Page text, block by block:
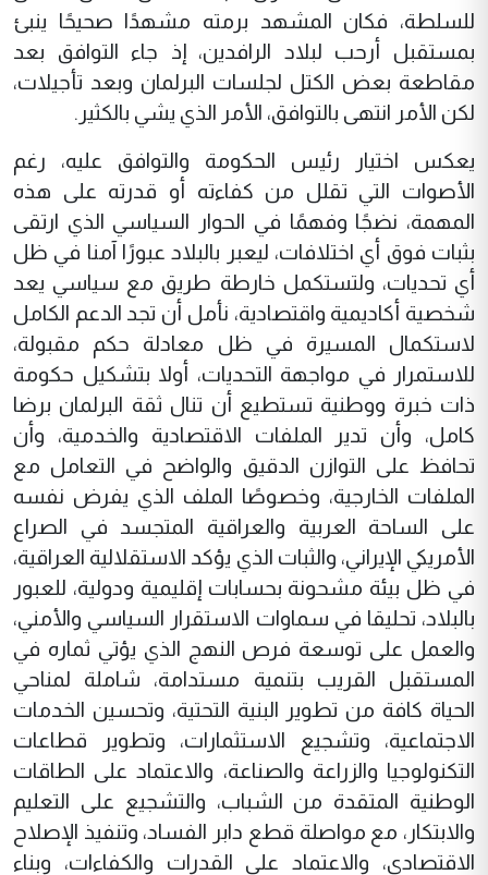
للسلطة، فكان المشهد برمته مشهدًا صحيحًا ينبئ
بمستقبل أرحب لبلاد الرافدين، إذ جاء التوافق بعد
مقاطعة بعض الكتل لجلسات البرلمان وبعد تأجيلات،
لكن الأمر انتهى بالتوافق، الأمر الذي يشي بالكثير.
يعكس اختيار رئيس الحكومة والتوافق عليه، رغم
الأصوات التي تقلل من كفاءته أو قدرته على هذه
المهمة، نضجًا وفهمًا في الحوار السياسي الذي ارتقى
بثبات فوق أي اختلافات، ليعبر بالبلاد عبورًا آمنا في ظل
أي تحديات، ولتستكمل خارطة طريق مع سياسي يعد
شخصية أكاديمية واقتصادية، نأمل أن تجد الدعم الكامل
لاستكمال المسيرة في ظل معادلة حكم مقبولة،
للاستمرار في مواجهة التحديات، أولا بتشكيل حكومة
ذات خبرة ووطنية تستطيع أن تنال ثقة البرلمان برضا
كامل، وأن تدير الملفات الاقتصادية والخدمية، وأن
تحافظ على التوازن الدقيق والواضح في التعامل مع
الملفات الخارجية، وخصوصًا الملف الذي يفرض نفسه
على الساحة العربية والعراقية المتجسد في الصراع
الأمريكي الإيراني، والثبات الذي يؤكد الاستقلالية العراقية،
في ظل بيئة مشحونة بحسابات إقليمية ودولية، للعبور
بالبلاد، تحليقا في سماوات الاستقرار السياسي والأمني،
والعمل على توسعة فرص النهج الذي يؤتي ثماره في
المستقبل القريب بتنمية مستدامة، شاملة لمناحي
الحياة كافة من تطوير البنية التحتية، وتحسين الخدمات
الاجتماعية، وتشجيع الاستثمارات، وتطوير قطاعات
التكنولوجيا والزراعة والصناعة، والاعتماد على الطاقات
الوطنية المتقدة من الشباب، والتشجيع على التعليم
والابتكار، مع مواصلة قطع دابر الفساد، وتنفيذ الإصلاح
الاقتصادي، والاعتماد على القدرات والكفاءات، وبناء